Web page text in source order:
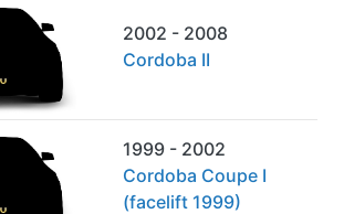
2002 - 2008
Cordoba II
1999 - 2002
Cordoba Coupe I
(facelift 1999)